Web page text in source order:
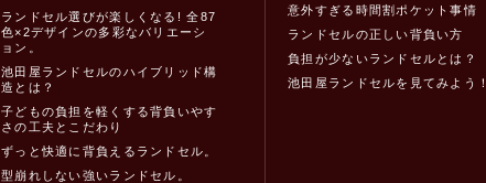
ランドセル選びが楽しくなる! 全87
色×2デザインの多彩なバリエーシ
ョン。
池田屋ランドセルのハイブリッド構
造とは？
子どもの負担を軽くする背負いやす
さの工夫とこだわり
ずっと快適に背負えるランドセル。
型崩れしない強いランドセル。
意外すぎる時間割ポケット事情
ランドセルの正しい背負い方
負担が少ないランドセルとは？
池田屋ランドセルを見てみよう！